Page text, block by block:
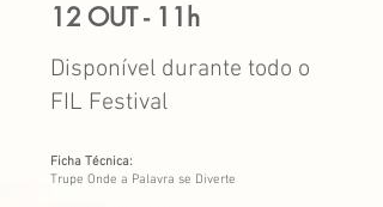
12 OUT - 11h
Disponível durante todo o
FIL Festival
Ficha Técnica:
Trupe Onde a Palavra se Diverte